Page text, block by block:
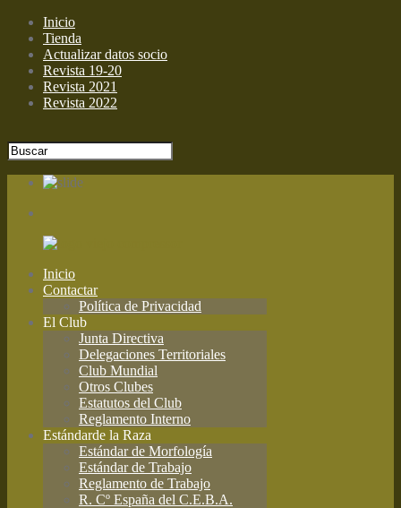
Inicio
Tienda
Actualizar datos socio
Revista 19-20
Revista 2021
Revista 2022
Inicio
Contactar
Política de Privacidad
El Club
Junta Directiva
Delegaciones Territoriales
Club Mundial
Otros Clubes
Estatutos del Club
Reglamento Interno
Estándarde la Raza
Estándar de Morfología
Estándar de Trabajo
Reglamento de Trabajo
R. Cº España del C.E.B.A.